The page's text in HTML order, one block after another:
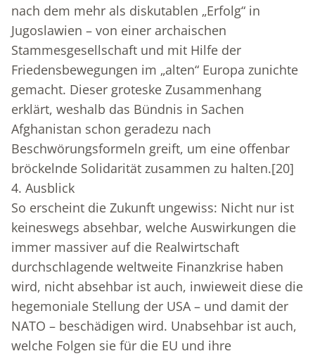
nach dem mehr als diskutablen „Erfolg“ in
Jugoslawien – von einer archaischen
Stammesgesellschaft und mit Hilfe der
Friedensbewegungen im „alten“ Europa zunichte
gemacht. Dieser groteske Zusammenhang
erklärt, weshalb das Bündnis in Sachen
Afghanistan schon geradezu nach
Beschwörungsformeln greift, um eine offenbar
bröckelnde Solidarität zusammen zu halten.[20]
4. Ausblick
So erscheint die Zukunft ungewiss: Nicht nur ist
keineswegs absehbar, welche Auswirkungen die
immer massiver auf die Realwirtschaft
durchschlagende weltweite Finanzkrise haben
wird, nicht absehbar ist auch, inwieweit diese die
hegemoniale Stellung der USA – und damit der
NATO – beschädigen wird. Unabsehbar ist auch,
welche Folgen sie für die EU und ihre